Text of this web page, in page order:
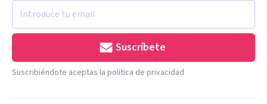
Suscríbete
Suscribiéndote aceptas la política de privacidad